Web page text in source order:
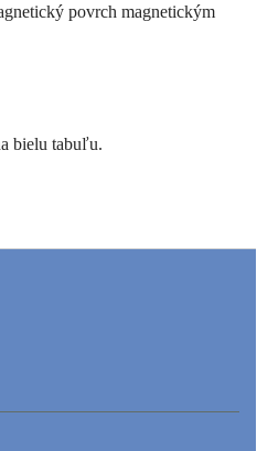
povrch magnetickým
bielu tabuľu.